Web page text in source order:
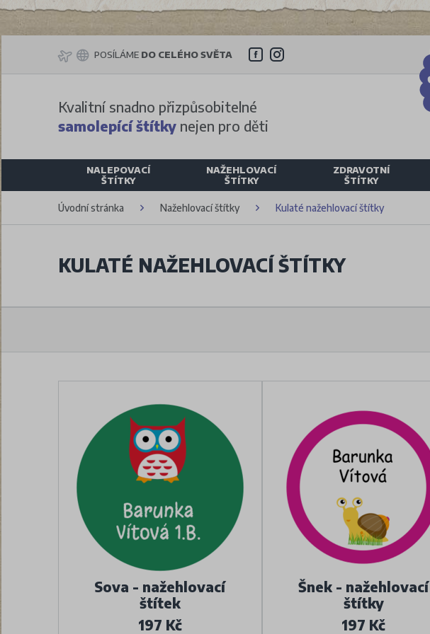
POSÍLÁME DO CELÉHO SVĚTA
Kvalitní snadno přizpůsobitelné
samolepící štítky nejen pro děti
NALEPOVACÍ
ŠTÍTKY
NAŽEHLOVACÍ
ŠTÍTKY
ZDRAVOTNÍ
ŠTÍTKY
Úvodní stránka Nažehlovací štítky Kulaté nažehlovací štítky
KULATÉ NAŽEHLOVACÍ ŠTÍTKY
Sova - nažehlovací
štítek
197 Kč
Šnek - nažehlovací
štítky
197 Kč